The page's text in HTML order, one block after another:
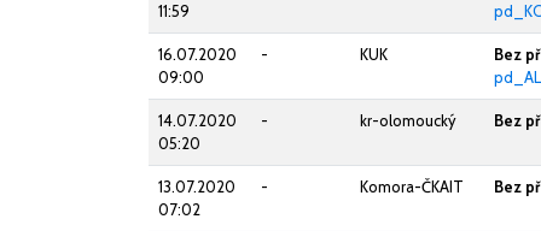
11:59
16.07.2020
09:00
- KUK
Bez
14.07.2020
05:20
- kr-olomoucký Bez
13.07.2020
07:02
- Komora-ČKAIT Bez